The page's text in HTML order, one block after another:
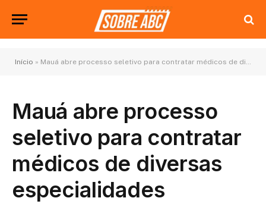
Início » Mauá abre processo seletivo para contratar médicos de diversas especialidades
Mauá abre processo
seletivo para contratar
médicos de diversas
especialidades